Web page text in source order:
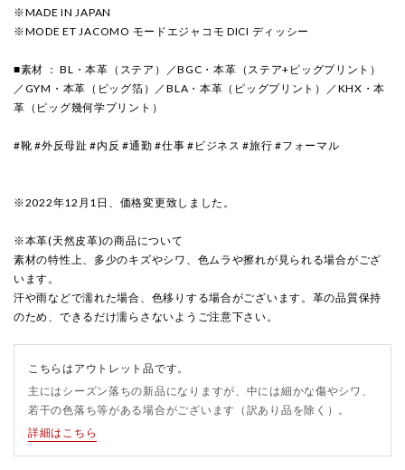
※MADE IN JAPAN
※MODE ET JACOMO モードエジャコモ DICI ディッシー
■素材 ： BL・本革（ステア）／BGC・本革（ステア+ピッグプリント）
／GYM・本革（ピッグ箔）／BLA・本革（ピッグプリント）／KHX・本
革（ピッグ幾何学プリント）
#靴 #外反母趾 #内反 #通勤 #仕事 #ビジネス #旅行 #フォーマル
※2022年12月1日、価格変更致しました。
※本革(天然皮革)の商品について
素材の特性上、多少のキズやシワ、色ムラや擦れが見られる場合がござ
います。
汗や雨などで濡れた場合、色移りする場合がございます。革の品質保持
のため、できるだけ濡らさないようご注意下さい。
こちらはアウトレット品です。
主にはシーズン落ちの新品になりますが、中には細かな傷やシワ、
若干の色落ち等がある場合がございます（訳あり品を除く）。
詳細はこちら